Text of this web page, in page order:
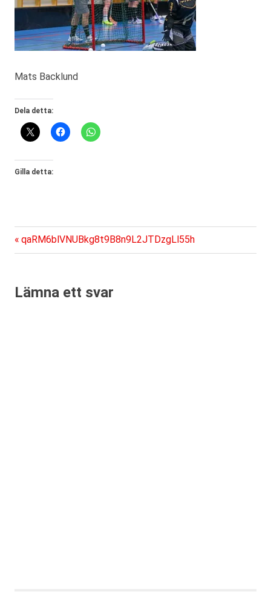
Mats Backlund
Dela detta:
Gilla detta:
Inläggsnavigering
Föregående
inlägg:
qaRM6blVNUBkg8t9B8n9L2JTDzgLl55h
Lämna ett svar